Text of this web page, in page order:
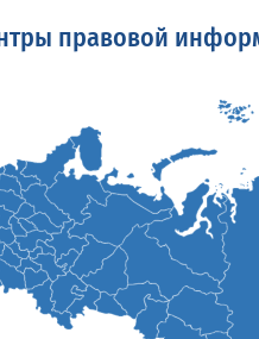
правовой